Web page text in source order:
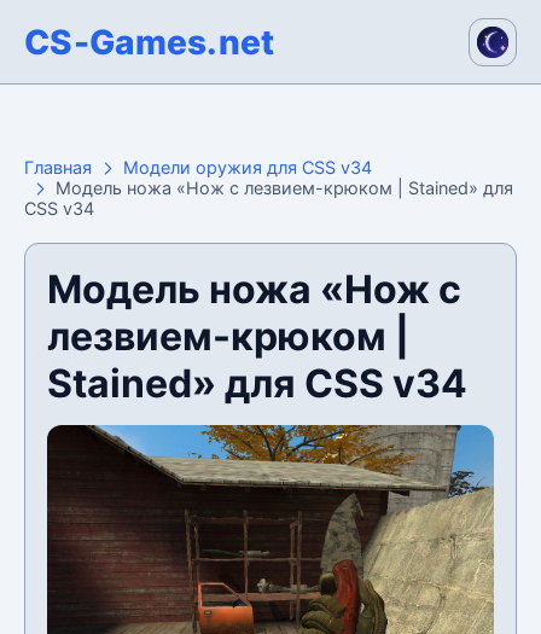
CS-Games.net
Главная
Модели оружия для CSS v34
Модель ножа «Нож с лезвием-крюком | Stained» для
CSS v34
Модель ножа «Нож с
лезвием-крюком |
Stained» для CSS v34